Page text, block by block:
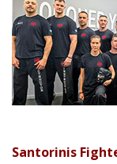
Santorinis